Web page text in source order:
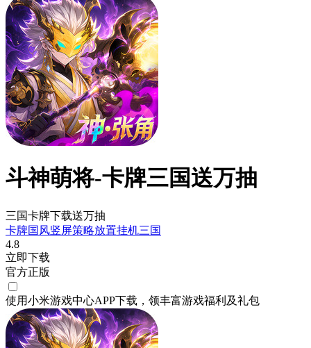
斗神萌将-卡牌三国送万抽
三国卡牌下载送万抽
卡牌国风竖屏策略放置挂机三国
4.8
立即下载
官方正版
使用小米游戏中心APP下载 ，领丰富游戏福利 及礼包